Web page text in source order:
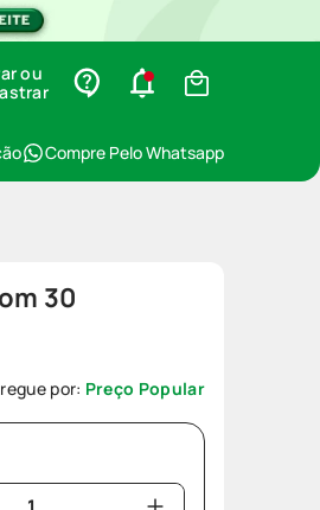
ou
Compre Pelo Whatsapp
30
por: Preço Popular